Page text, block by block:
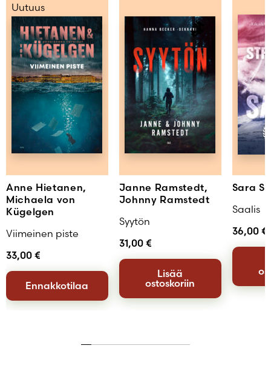
Uutuus
Anne Hietanen,
Michaela von
Kügelgen
Viimeinen piste
33,00 €
Ennakkotilaa
Janne Ramstedt,
Johnny Ramstedt
Syytön
31,00 €
Lisää
ostoskoriin
Sara
Saalis
36,00 €